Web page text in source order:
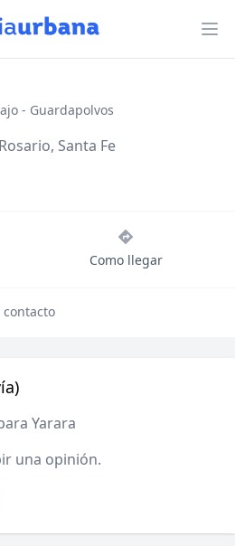
- Guardapolvos
Santa Fe
Como llegar
contacto
Yarara
una opinión.